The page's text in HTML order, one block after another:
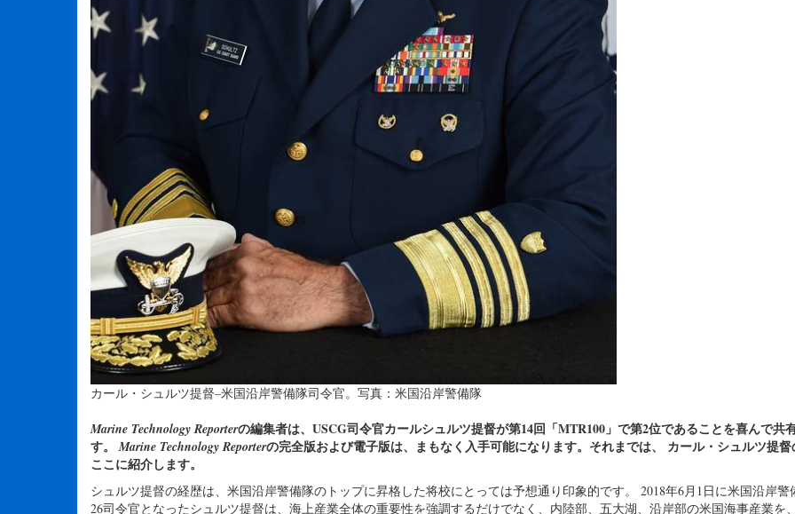
カール・シュルツ提督–米国沿岸警備隊司令官。写真：米国沿岸警備隊
Marine Technology Reporterの編集者は、USCG司令官カールシュルツ提督が第14回「MTR100」で第2位であることを喜んで共
す。Marine Technology Reporterの完全版および電子版は、まもなく入手可能になります。それまでは、 カール・シュルツ提督
ここに紹介します。
シュルツ提督の経歴は、米国沿岸警備隊のトップに昇格した将校にとっては予想通り印象的です。 2018年6月1日に米国沿岸警
26司令官となったシュルツ提督は、海上産業全体の重要性を強調するだけでなく、内陸部、五大湖、沿岸部の米国海事産業を